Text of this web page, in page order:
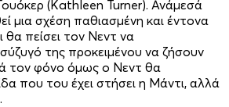
(Kathleen Turner). Ανάμεσά
μια σχέση παθιασμένη και έντονα
πείσει τον Νεντ να
της προκειμένου να ζήσουν
τον φόνο όμως ο Νεντ θα
που του έχει στήσει η Μάντι, αλλά